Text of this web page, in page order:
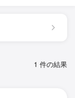
1 件の結果